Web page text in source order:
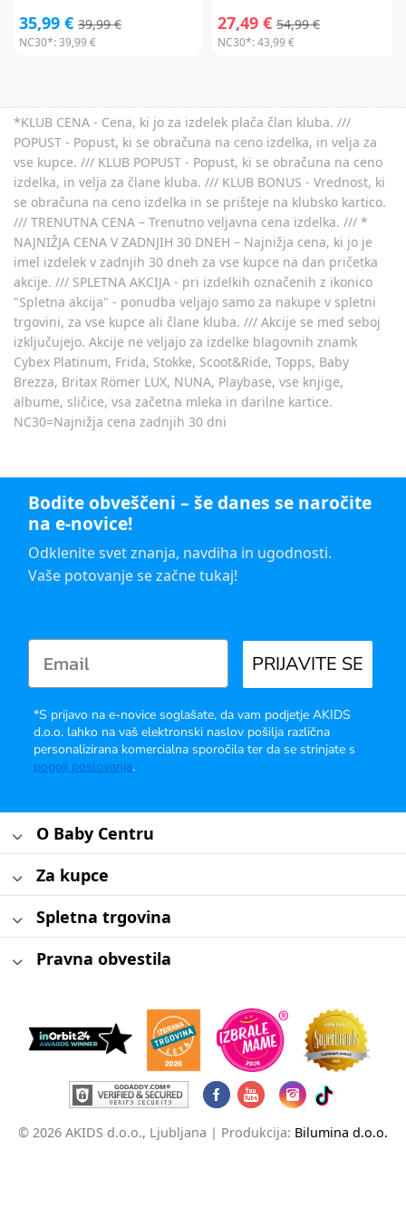
35,99 € 39,99 €
NC30*:39,99 €
27,49 € 54,99 €
NC30*:43,99 €
*KLUB CENA - Cena, ki jo za izdelek plača član kluba. ///
POPUST - Popust, ki se obračuna na ceno izdelka, in velja za
vse kupce. /// KLUB POPUST - Popust, ki se obračuna na ceno
izdelka, in velja za člane kluba. /// KLUB BONUS - Vrednost, ki
se obračuna na ceno izdelka in se prišteje na klubsko kartico.
/// TRENUTNA CENA – Trenutno veljavna cena izdelka. /// *
NAJNIŽJA CENA V ZADNJIH 30 DNEH – Najnižja cena, ki jo je
imel izdelek v zadnjih 30 dneh za vse kupce na dan pričetka
akcije. /// SPLETNA AKCIJA - pri izdelkih označenih z ikonico
"Spletna akcija" - ponudba veljajo samo za nakupe v spletni
trgovini, za vse kupce ali člane kluba. /// Akcije se med seboj
izključujejo. Akcije ne veljajo za izdelke blagovnih znamk
Cybex Platinum, Frida, Stokke, Scoot&Ride, Topps, Baby
Brezza, Britax Römer LUX, NUNA, Playbase, vse knjige,
albume, sličice, vsa začetna mleka in darilne kartice.
NC30=Najnižja cena zadnjih 30 dni
Bodite obveščeni – še danes se naročite
na e-novice!
Odklenite svet znanja, navdiha in ugodnosti.
Vaše potovanje se začne tukaj!
PRIJAVITE SE
*S prijavo na e-novice soglašate, da vam podjetje AKIDS
d.o.o. lahko na vaš elektronski naslov pošilja različna
personalizirana komercialna sporočila ter da se strinjate s
pogoji poslovanja.
O Baby Centru
Za kupce
Spletna trgovina
Pravna obvestila
© 2026 AKIDS d.o.o., Ljubljana | Produkcija: Bilumina d.o.o.